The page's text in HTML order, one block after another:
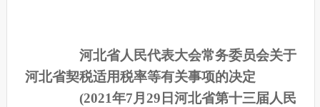
河北省人民代表大会常务委员会关于
河北省契税适用税率等有关事项的决定
(2021年7月29日河北省第十三届人民